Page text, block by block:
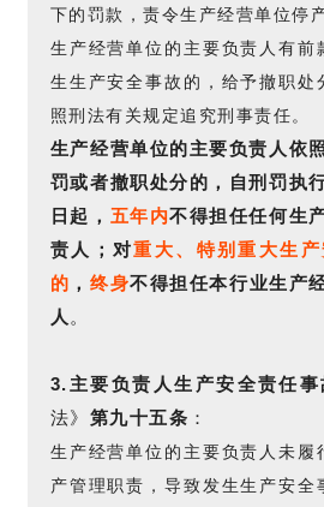
下的罚款，责令生产经营单位停
生产经营单位的主要负责人有前
生生产安全事故的，给予撤职处
照刑法有关规定追究刑事责任。
生产经营单位的主要负责人依
罚或者撤职处分的，自刑罚执
日起， 五年内不得担任任何生
责人；对重大、特别重大生
的 ， 终身不得担任本行业生产
人 。
3.主要负责人生产安全责任事
法》 第九十五条 ：
生产经营单位的主要负责人未履
产管理职责，导致发生生产安全